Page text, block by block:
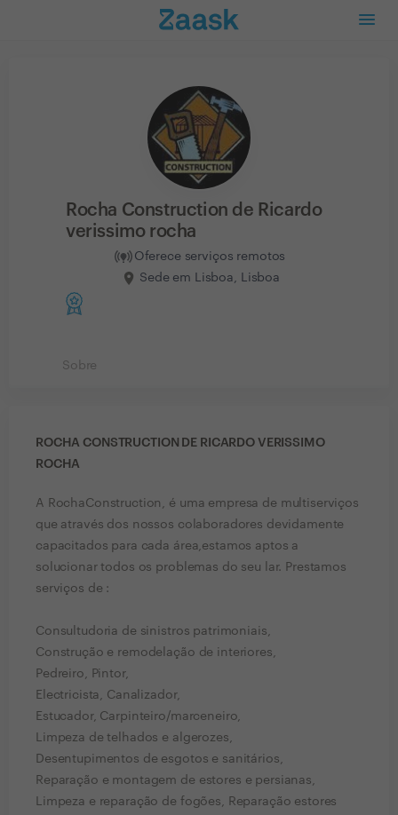
Rocha Construction de Ricardo
verissimo rocha
Oferece serviços remotos
Sede em Lisboa, Lisboa
Sobre
ROCHA CONSTRUCTION DE RICARDO VERISSIMO
ROCHA
A RochaConstruction, é uma empresa de multiserviços
que através dos nossos colaboradores devidamente
capacitados para cada área,estamos aptos a
solucionar todos os problemas do seu lar. Prestamos
serviços de :
Consultudoria de sinistros patrimoniais,
Construção e remodelação de interiores,
Pedreiro, Pintor,
Electricista, Canalizador,
Estucador, Carpinteiro/marceneiro,
Limpeza de telhados e algerozes,
Desentupimentos de esgotos e sanitários,
Reparação e montagem de estores e persianas,
Limpeza e reparação de fogões, Reparação estores